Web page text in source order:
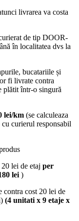
livrarea va costa
de tip DOOR-
în localitatea dvs la
bucatariile și
fi livrate contra
plătit într-o singură
lei/km (se calculeaza
curierul responsabil
lei de etaj per
lei )
contra cost 20 lei de
(4 unitati x 9 etaje x